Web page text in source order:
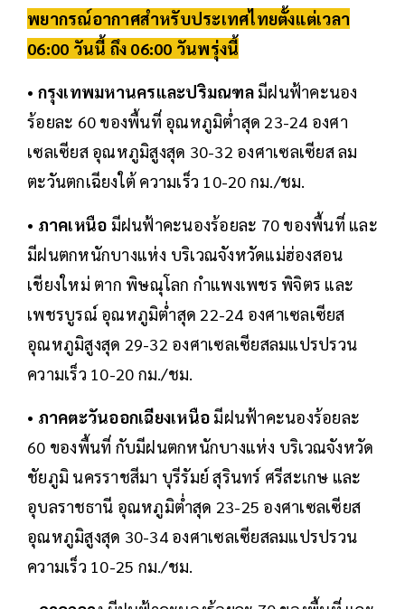
พยากรณ์อากาศสำหรับประเทศไทยตั้งแต่เวลา
06:00 วันนี้ ถึง 06:00 วันพรุ่งนี้
• กรุงเทพมหานครและปริมณฑลมีฝนฟ้าคะนอง
ร้อยละ 60 ของพื้นที่ อุณหภูมิต่ำสุด 23-24 องศา
เซลเซียส อุณหภูมิสูงสุด 30-32 องศาเซลเซียส ลม
ตะวันตกเฉียงใต้ ความเร็ว 10-20 กม./ชม.
• ภาคเหนือ มีฝนฟ้าคะนองร้อยละ 70 ของพื้นที่ และ
มีฝนตกหนักบางแห่ง บริเวณจังหวัดแม่ฮ่องสอน
เชียงใหม่ ตาก พิษณุโลก กำแพงเพชร พิจิตร และ
เพชรบูรณ์ อุณหภูมิต่ำสุด 22-24 องศาเซลเซียส
อุณหภูมิสูงสุด 29-32 องศาเซลเซียสลมแปรปรวน
ความเร็ว 10-20 กม./ชม.
• ภาคตะวันออกเฉียงเหนือ มีฝนฟ้าคะนองร้อยละ
60 ของพื้นที่ กับมีฝนตกหนักบางแห่ง บริเวณจังหวัด
ชัยภูมิ นครราชสีมา บุรีรัมย์ สุรินทร์ ศรีสะเกษ และ
อุบลราชธานี อุณหภูมิต่ำสุด 23-25 องศาเซลเซียส
อุณหภูมิสูงสุด 30-34 องศาเซลเซียสลมแปรปรวน
ความเร็ว 10-25 กม./ชม.